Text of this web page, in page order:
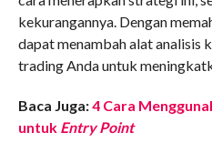
kekurangannya. Dengan
dapat menambah alat analisis
trading Anda untuk
Baca Juga:4 Cara
untuk Entry Point